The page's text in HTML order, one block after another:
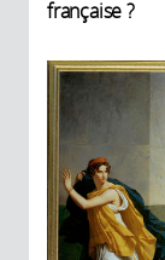
française ?